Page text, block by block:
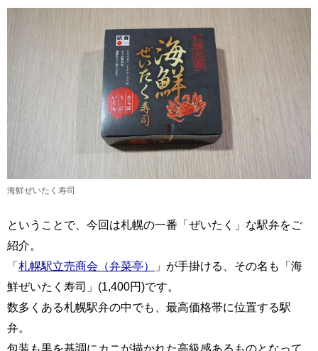
海鮮ぜいたく寿司
ということで、今回は札幌の一番「ぜいたく」な駅弁をご
紹介。
「 札幌駅立売商会（弁菜亭）
」が手掛ける、その名も「海
鮮ぜいたく寿司」(1,400円)です。
数多くある札幌駅弁の中でも、最高価格帯に位置する駅
弁。
包装も黒を基調にカニが描かれた高級感あるものとなって